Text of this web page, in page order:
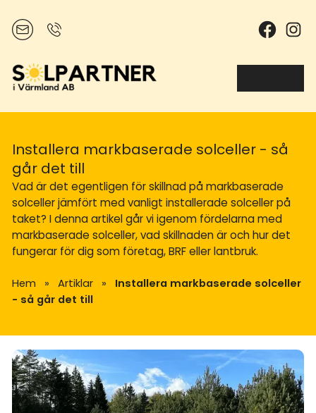
Installera markbaserade solceller - så
går det till
Vad är det egentligen för skillnad på markbaserade
solceller jämfört med vanligt installerade solceller på
taket? I denna artikel går vi igenom fördelarna med
markbaserade solceller, vad skillnaden är och hur det
fungerar för dig som företag, BRF eller lantbruk.
Hem » Artiklar »
Installera markbaserade solceller
- så går det till